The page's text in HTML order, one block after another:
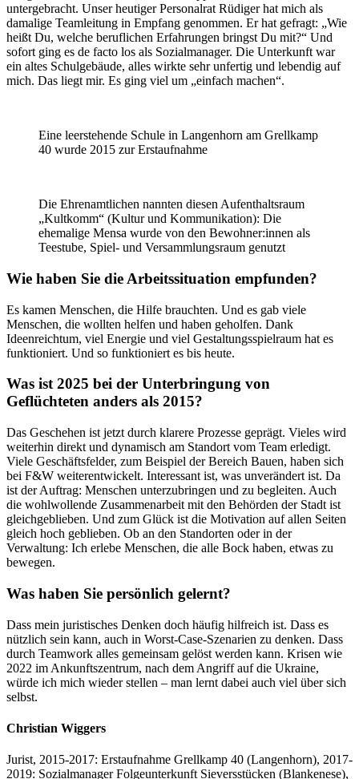
untergebracht. Unser heutiger Personalrat Rüdiger hat mich als
damalige Teamleitung in Empfang genommen. Er hat gefragt: „Wie
heißt Du, welche beruflichen Erfahrungen bringst Du mit?“ Und
sofort ging es de facto los als Sozialmanager. Die Unterkunft war
ein altes Schulgebäude, alles wirkte sehr unfertig und lebendig auf
mich. Das liegt mir. Es ging viel um „einfach machen“.
Eine leerstehende Schule in Langenhorn am Grellkamp
40 wurde 2015 zur Erstaufnahme
Die Ehrenamtlichen nannten diesen Aufenthaltsraum
„Kultkomm“ (Kultur und Kommunikation): Die
ehemalige Mensa wurde von den Bewohner:innen als
Teestube, Spiel- und Versammlungsraum genutzt
Wie haben Sie die Arbeitssituation empfunden?
Es kamen Menschen, die Hilfe brauchten. Und es gab viele
Menschen, die wollten helfen und haben geholfen. Dank
Ideenreichtum, viel Energie und viel Gestaltungsspielraum hat es
funktioniert. Und so funktioniert es bis heute.
Was ist 2025 bei der Unterbringung von
Geflüchteten anders als 2015?
Das Geschehen ist jetzt durch klarere Prozesse geprägt. Vieles wird
weiterhin direkt und dynamisch am Standort vom Team erledigt.
Viele Geschäftsfelder, zum Beispiel der Bereich Bauen, haben sich
bei F&W weiterentwickelt. Interessant ist, was unverändert ist. Da
ist der Auftrag: Menschen unterzubringen und zu begleiten. Auch
die wohlwollende Zusammenarbeit mit den Behörden der Stadt ist
gleichgeblieben. Und zum Glück ist die Motivation auf allen Seiten
gleich hoch geblieben. Ob an den Standorten oder in der
Verwaltung: Ich erlebe Menschen, die alle Bock haben, etwas zu
bewegen.
Was haben Sie persönlich gelernt?
Dass mein juristisches Denken doch häufig hilfreich ist. Dass es
nützlich sein kann, auch in Worst-Case-Szenarien zu denken. Dass
durch Teamwork alles gemeinsam gelöst werden kann. Krisen wie
2022 im Ankunftszentrum, nach dem Angriff auf die Ukraine,
würde ich mich wieder stellen – man lernt dabei auch viel über sich
selbst.
Christian Wiggers
Jurist, 2015-2017: Erstaufnahme Grellkamp 40 (Langenhorn), 2017-
2019: Sozialmanager Folgeunterkunft Sieversstücken (Blankenese),